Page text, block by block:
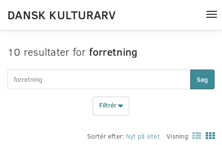
DANSK KULTURARV
10 resultater for forretning
Søg
Filtrér
Sortér efter: Nyt på sitet Visning: